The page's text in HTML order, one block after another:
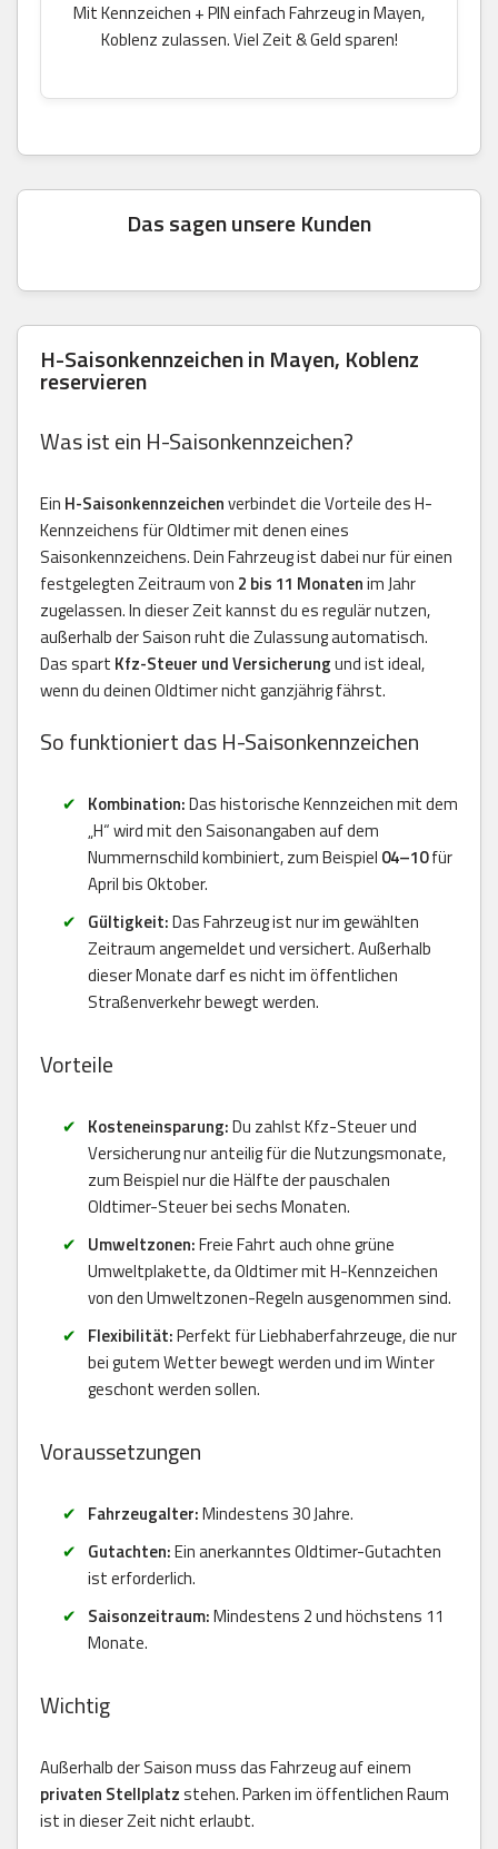
Mit Kennzeichen + PIN einfach Fahrzeug in Mayen,
Koblenz zulassen. Viel Zeit & Geld sparen!
Das sagen unsere Kunden
H-Saisonkennzeichen in Mayen, Koblenz
reservieren
Was ist ein H-Saisonkennzeichen?
Ein H-Saisonkennzeichenverbindet die Vorteile des H-
Kennzeichens für Oldtimer mit denen eines
Saisonkennzeichens. Dein Fahrzeug ist dabei nur für einen
festgelegten Zeitraum von 2 bis 11 Monatenim Jahr
zugelassen. In dieser Zeit kannst du es regulär nutzen,
außerhalb der Saison ruht die Zulassung automatisch.
Das spart Kfz-Steuer und Versicherungund ist ideal,
wenn du deinen Oldtimer nicht ganzjährig fährst.
So funktioniert das H-Saisonkennzeichen
Kombination:Das historische Kennzeichen mit dem
„H“ wird mit den Saisonangaben auf dem
Nummernschild kombiniert, zum Beispiel 04–10für
April bis Oktober.
Gültigkeit:Das Fahrzeug ist nur im gewählten
Zeitraum angemeldet und versichert. Außerhalb
dieser Monate darf es nicht im öffentlichen
Straßenverkehr bewegt werden.
Vorteile
Kosteneinsparung:Du zahlst Kfz-Steuer und
Versicherung nur anteilig für die Nutzungsmonate,
zum Beispiel nur die Hälfte der pauschalen
Oldtimer-Steuer bei sechs Monaten.
Umweltzonen:Freie Fahrt auch ohne grüne
Umweltplakette, da Oldtimer mit H-Kennzeichen
von den Umweltzonen-Regeln ausgenommen sind.
Flexibilität:Perfekt für Liebhaberfahrzeuge, die nur
bei gutem Wetter bewegt werden und im Winter
geschont werden sollen.
Voraussetzungen
Fahrzeugalter:Mindestens 30 Jahre.
Gutachten:Ein anerkanntes Oldtimer-Gutachten
ist erforderlich.
Saisonzeitraum:Mindestens 2 und höchstens 11
Monate.
Wichtig
Außerhalb der Saison muss das Fahrzeug auf einem
privaten Stellplatzstehen. Parken im öffentlichen Raum
ist in dieser Zeit nicht erlaubt.